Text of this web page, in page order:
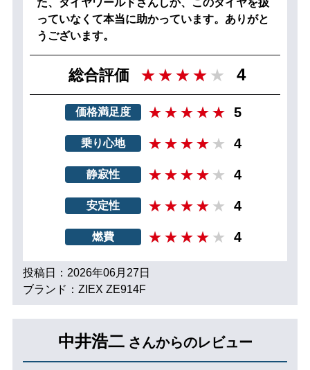
た、タイヤワールドさんしか、このタイヤを扱
っていなくて本当に助かっています。ありがと
うございます。
総合評価 4
価格満足度 5
乗り心地 4
静寂性 4
安定性 4
燃費 4
投稿日：2026年06月27日
ブランド：ZIEX ZE914F
中井浩二 さんからのレビュー